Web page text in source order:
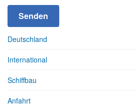
Deutschland
International
Schiffbau
Anfahrt